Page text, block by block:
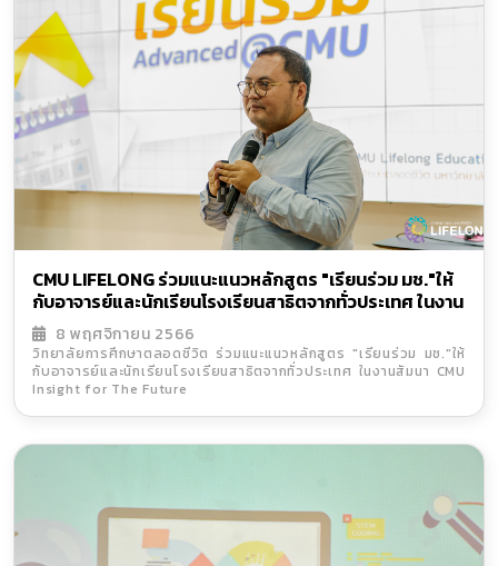
CMU LIFELONG ร่วมแนะแนวหลักสูตร "เรียนร่วม มช."ให้
กับอาจารย์และนักเรียนโรงเรียนสาธิตจากทั่วประเทศ ในงาน
สัมนา CMU Insight for The Future
8 พฤศจิกายน 2566
วิทยาลัยการศึกษาตลอดชีวิต ร่วมแนะแนวหลักสูตร "เรียนร่วม มช."ให้
กับอาจารย์และนักเรียนโรงเรียนสาธิตจากทั่วประเทศ ในงานสัมนา CMU
Insight for The Future